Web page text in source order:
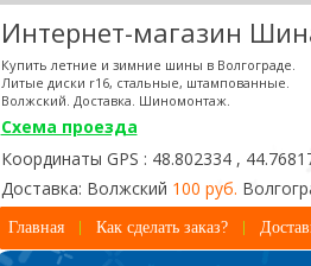
Интернет-магазин
Купить летние и зимние шины в Волгограде.
Литые диски r16, стальные, штампованные.
Волжский. Доставка. Шиномонтаж.
Схема проезда
Координаты GPS : 48.802334 ,
Доставка: Волжский 100 руб.
Главная Как сделать заказ?